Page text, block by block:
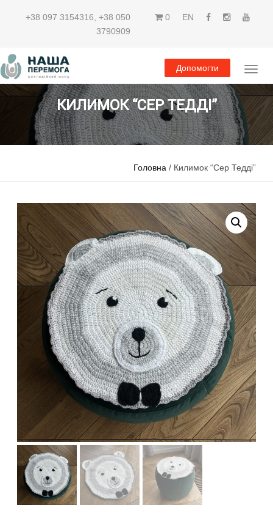
+38 097 3154316 +38 050
3790909
0 EN
Допомогти
КИЛИМОК “СЕР ТЕДДІ”
Головна / Килимок “Сер Тедді”